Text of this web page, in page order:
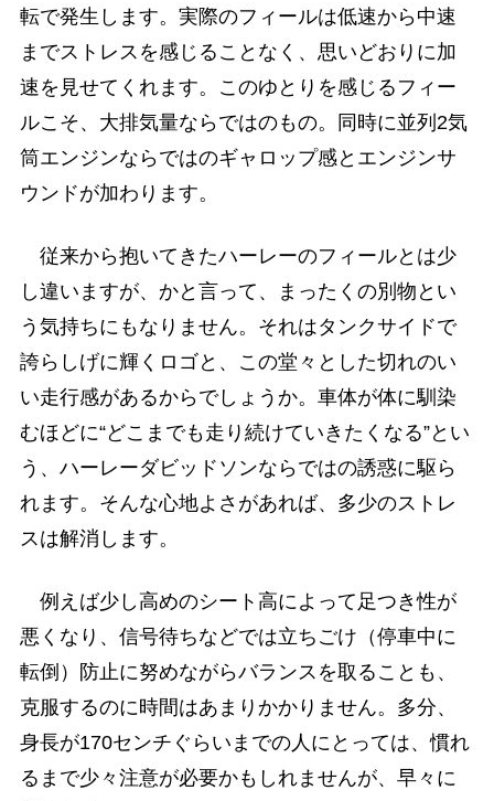
転で発生します。実際のフィールは低速から中速
までストレスを感じることなく、思いどおりに加
速を見せてくれます。このゆとりを感じるフィー
ルこそ、大排気量ならではのもの。同時に並列2気
筒エンジンならではのギャロップ感とエンジンサ
ウンドが加わります。
従来から抱いてきたハーレーのフィールとは少
し違いますが、かと言って、まったくの別物とい
う気持ちにもなりません。それはタンクサイドで
誇らしげに輝くロゴと、この堂々とした切れのい
い走行感があるからでしょうか。車体が体に馴染
むほどに“どこまでも走り続けていきたくなる”とい
う、ハーレーダビッドソンならではの誘惑に駆ら
れます。そんな心地よさがあれば、多少のストレ
スは解消します。
例えば少し高めのシート高によって足つき性が
悪くなり、信号待ちなどでは立ちごけ（停車中に
転倒）防止に努めながらバランスを取ることも、
克服するのに時間はあまりかかりません。多分、
身長が170センチぐらいまでの人にとっては、慣れ
るまで少々注意が必要かもしれませんが、早々に